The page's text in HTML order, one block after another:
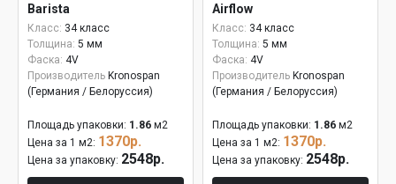
Barista
Класс: 34 класс
Толщина: 5 мм
Фаска: 4V
Производитель Kronospan
(Германия / Белоруссия)
Площадь упаковки: 1.86 м2
Цена за 1 м2: 1370р.
Цена за упаковку: 2548р.
Airflow
Класс: 34 класс
Толщина: 5 мм
Фаска: 4V
Производитель Kronospan
(Германия / Белоруссия)
Площадь упаковки: 1.86 м2
Цена за 1 м2: 1370р.
Цена за упаковку: 2548р.